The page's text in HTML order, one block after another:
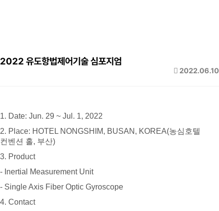
2022 유도항법제어기술 심포지엄
2022.06.10
1. Date: Jun. 29 ~ Jul. 1, 2022
2. Place: HOTEL NONGSHIM, BUSAN, KOREA(농심호텔
컨벤션 홀, 부산)
3. Product
- Inertial Measurement Unit
- Single Axis Fiber Optic Gyroscope
4. Contact